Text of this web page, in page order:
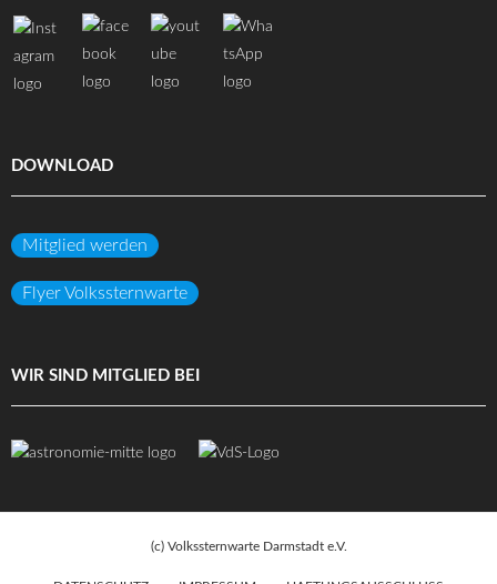
DOWNLOAD
Mitglied werden
Flyer Volkssternwarte
WIR SIND MITGLIED BEI
(c) Volkssternwarte Darmstadt e.V.